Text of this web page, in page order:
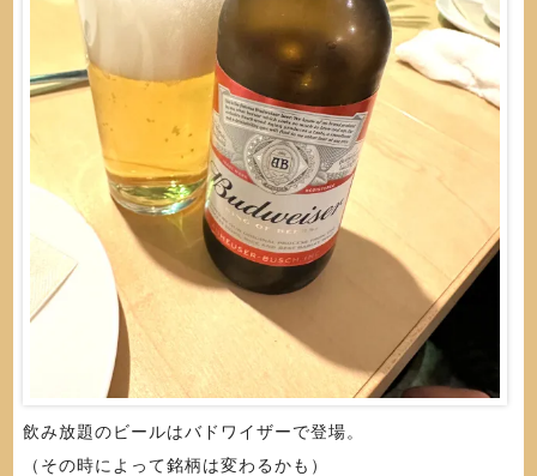
飲み放題のビールはバドワイザーで登場。
（その時によって銘柄は変わるかも）